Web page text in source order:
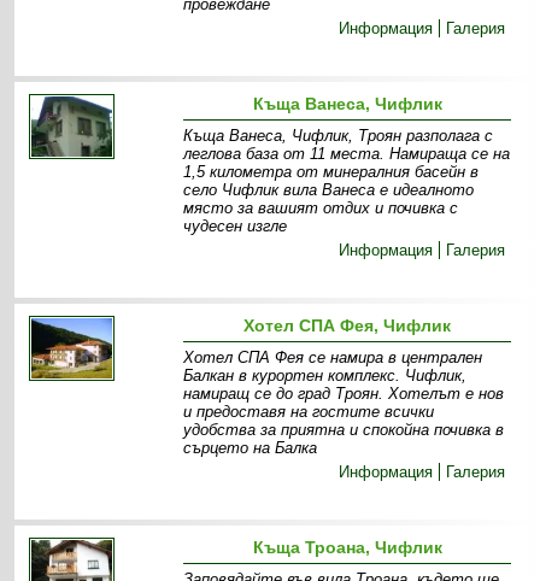
провеждане
Информация
Галерия
Къща Ванеса, Чифлик
Къща Ванеса, Чифлик, Троян разполага с
леглова база от 11 места. Намираща се на
1,5 километра от минералния басейн в
село Чифлик вила Ванеса е идеалното
място за вашият отдих и почивка с
чудесен изгле
Информация
Галерия
Хотел СПА Фея, Чифлик
Хотел СПА Фея се намира в централен
Балкан в курортен комплекс. Чифлик,
намиращ се до град Троян. Хотелът e нов
и предоставя на гостите всички
удобства за приятна и спокойна почивка в
сърцето на Балка
Информация
Галерия
Къща Троана, Чифлик